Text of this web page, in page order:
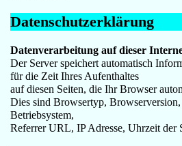
Datenschutzerklärung
Datenverarbeitung auf dieser
Der Server speichert automatisch
für die Zeit Ihres Aufenthaltes
auf diesen Seiten, die Ihr Browser
Dies sind Browsertyp, Browserversion,
Betriebsystem,
Referrer URL, IP Adresse, Uhrzeit der